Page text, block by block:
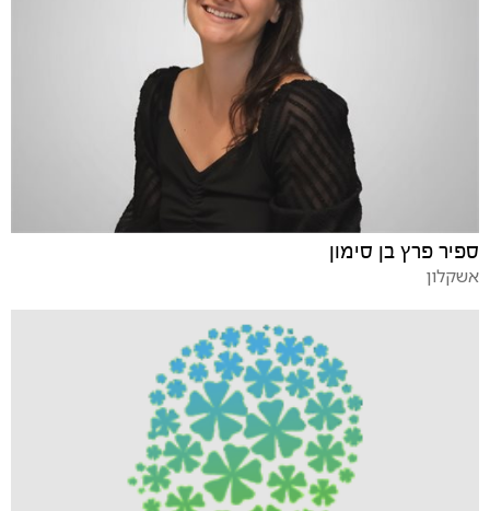
ספיר פרץ בן סימון
אשקלון